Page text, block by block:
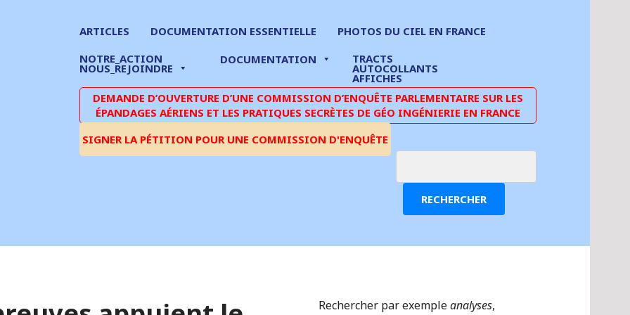
ARTICLES DOCUMENTATION ESSENTIELLE
PHOTOS DU CIEL EN FRANCE
NOTRE_ACTION
NOUS_REJOINDRE
DOCUMENTATION TRACTS
AUTOCOLLANTS
AFFICHES
DEMANDE D’OUVERTURE D’UNE COMMISSION D’ENQUÊTE PARLEMENTAIRE SUR LES
ÉPANDAGES AÉRIENS ET LES PRATIQUES SECRÈTES DE GÉO INGÉNIERIE EN FRANCE
SIGNER LA PÉTITION POUR UNE COMMISSION D'ENQUÊTE
RECHERCHER
Rechercher par exempleanalyses,